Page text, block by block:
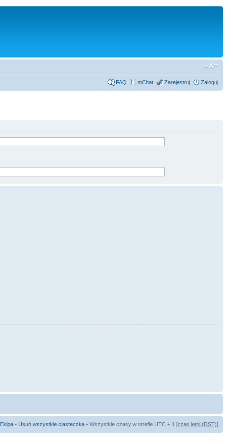
FAQ mChat Zarejestruj Zaloguj
Ekipa • Usuń wszystkie ciasteczka • Wszystkie czasy w strefie UTC + 1 [czas letni (DST)]